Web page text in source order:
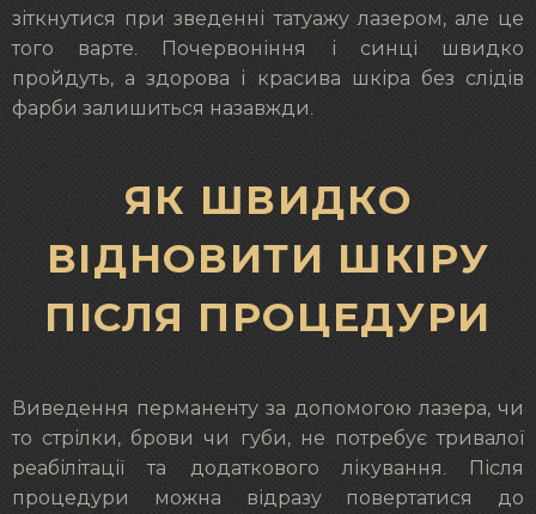
зіткнутися при зведенні татуажу лазером, але це
того варте. Почервоніння і синці швидко
пройдуть, а здорова і красива шкіра без слідів
фарби залишиться назавжди.
ЯК ШВИДКО
ВІДНОВИТИ ШКІРУ
ПІСЛЯ ПРОЦЕДУРИ
Виведення перманенту за допомогою лазера, чи
то стрілки, брови чи губи, не потребує тривалої
реабілітації та додаткового лікування. Після
процедури можна відразу повертатися до